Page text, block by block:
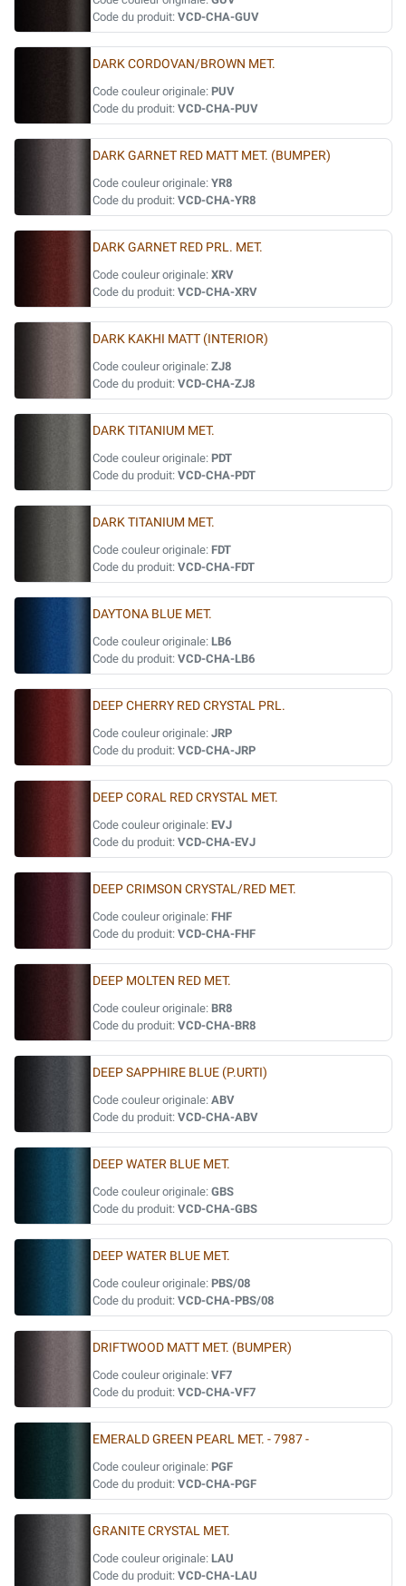
Code du produit: VCD-CHA-GUV
DARK CORDOVAN/BROWN MET.
Code couleur originale: PUV
Code du produit: VCD-CHA-PUV
DARK GARNET RED MATT MET. (BUMPER)
Code couleur originale: YR8
Code du produit: VCD-CHA-YR8
DARK GARNET RED PRL. MET.
Code couleur originale: XRV
Code du produit: VCD-CHA-XRV
DARK KAKHI MATT (INTERIOR)
Code couleur originale: ZJ8
Code du produit: VCD-CHA-ZJ8
DARK TITANIUM MET.
Code couleur originale: PDT
Code du produit: VCD-CHA-PDT
DARK TITANIUM MET.
Code couleur originale: FDT
Code du produit: VCD-CHA-FDT
DAYTONA BLUE MET.
Code couleur originale: LB6
Code du produit: VCD-CHA-LB6
DEEP CHERRY RED CRYSTAL PRL.
Code couleur originale: JRP
Code du produit: VCD-CHA-JRP
DEEP CORAL RED CRYSTAL MET.
Code couleur originale: EVJ
Code du produit: VCD-CHA-EVJ
DEEP CRIMSON CRYSTAL/RED MET.
Code couleur originale: FHF
Code du produit: VCD-CHA-FHF
DEEP MOLTEN RED MET.
Code couleur originale: BR8
Code du produit: VCD-CHA-BR8
DEEP SAPPHIRE BLUE (P.URTI)
Code couleur originale: ABV
Code du produit: VCD-CHA-ABV
DEEP WATER BLUE MET.
Code couleur originale: GBS
Code du produit: VCD-CHA-GBS
DEEP WATER BLUE MET.
Code couleur originale: PBS/08
Code du produit: VCD-CHA-PBS/08
DRIFTWOOD MATT MET. (BUMPER)
Code couleur originale: VF7
Code du produit: VCD-CHA-VF7
EMERALD GREEN PEARL MET. - 7987 -
Code couleur originale: PGF
Code du produit: VCD-CHA-PGF
GRANITE CRYSTAL MET.
Code couleur originale: LAU
Code du produit: VCD-CHA-LAU